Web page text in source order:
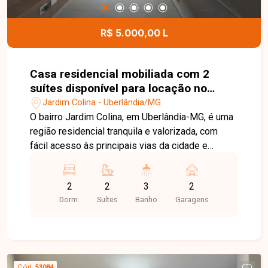
R$ 5.000,00 L
Casa residencial mobiliada com 2
suítes disponível para locação no
bairro Jardim Colina em Uberlândia-
MG
Jardim Colina - Uberlândia/MG
O bairro Jardim Colina, em Uberlândia-MG, é uma
região residencial tranquila e valorizada, com
fácil acesso às principais vias da cidade e
supermercados, escolas, farmácias e diversos
comércios, oferece praticidade, segurança e
qualidade de vida para toda a família. Linda casa
rack/painel com TV, mesa com cadeiras e
2
Dorm.
2
Suítes
3
Banho
2
Garagens